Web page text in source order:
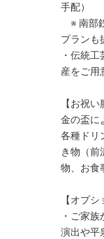
手配）
※ 南部
プランも
・伝統
産をご用
【お祝い
金の盃に
各種ドリ
き物（前
物、お食
【オプシ
・ご家
演出や平